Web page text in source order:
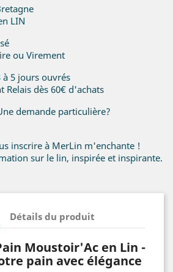
LIN
ou Virement
à 5 jours ouvrés
Relais dès 60€ d'achats
demande particulière?
inscrire à MerLin m'enchante !
sur le lin, inspirée et inspirante.
Détails du produit
Moustoir'Ac en Lin -
pain avec élégance